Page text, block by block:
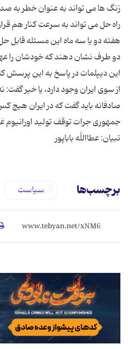
زنگ ها می تواند به عنوان خطر به
راه حل می تواند به سرعت کنار هم
هفته دو یا سه ماه این مسئله قابل
دو طرف نشان دهند که خودشان را
این دیپلمات در پاسخ به این پرسش
از سوی ایران وجود دارد، یا خیر
صادفانه باید گفت که در ایران هیچ
جمهوری جرات توقف تولید اورانیوم
تبیان: عطاالله باباپور
برچسب‌ها سیاست